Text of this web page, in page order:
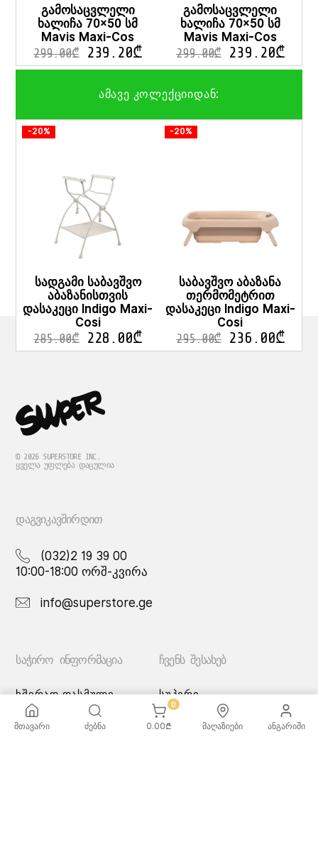
გამოსაცვლელი
ხალიჩა 70×50 სმ
Mavis Maxi-Cos
299.00₾ 239.20₾
გამოსაცვლელი
ხალიჩა 70×50 სმ
Mavis Maxi-Cos
299.00₾ 239.20₾
ამავე კოლექციიდან:
-20%
სადგამი საბავშვო
აბაზანისთვის
დასაკეცი Indigo Maxi-
Cosi
285.00₾ 228.00₾
-20%
საბავშვო აბაზანა
თერმომეტრით
დასაკეცი Indigo Maxi-
Cosi
295.00₾ 236.00₾
© 2026 SUPERSTORE INC.
ᲧᲕᲔᲚᲐ ᲣᲤᲚᲔᲑᲐ ᲓᲐᲪᲣᲚᲘᲐ
ᲓᲐᲒᲕᲘᲙᲐᲕᲨᲘᲠᲓᲘᲗ
(032)2 19 39 00
10:00-18:00 ორშ-კვირა
info@superstore.ge
ᲡᲐᲭᲘᲠᲝ ᲘᲜᲤᲝᲠᲛᲐᲪᲘᲐ
ხშირად დასმული
კითხვები
მიწოდების სერვისი
გადახდის მეთოდები
ᲩᲕᲔᲜᲡ ᲨᲔᲡᲐᲮᲔᲑ
სუპერი
სუპერი სათამაშოები
ჩვენი მაღაზიები
მთავარი ძებნა
0
0.00₾ მაღაზიები ანგარიში